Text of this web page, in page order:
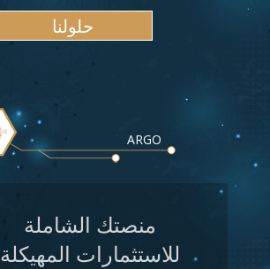
حلولنا
ARGO
منصتك الشاملة
للاستثمارات المهيكلة